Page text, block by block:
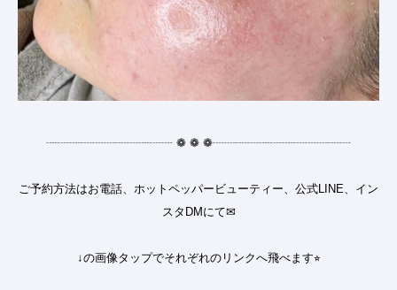
┈┈┈┈┈┈┈┈┈┈┈ ❁ ❁ ❁┈┈┈┈┈┈┈┈┈┈┈┈
ご予約方法はお電話、ホットペッパービューティー、公式LINE、イン
スタDMにて✉︎
↓の画像タップでそれぞれのリンクへ飛べます⭐︎